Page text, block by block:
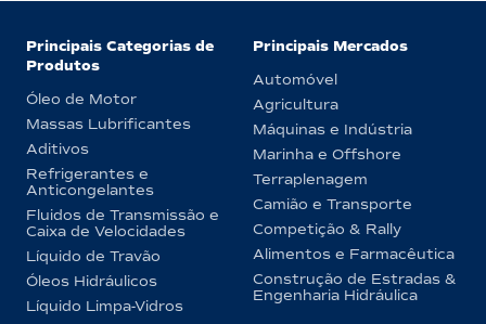
Principais Categorias de
Produtos
Óleo de Motor
Massas Lubrificantes
Aditivos
Refrigerantes e
Anticongelantes
Fluidos de Transmissão e
Caixa de Velocidades
Líquido de Travão
Óleos Hidráulicos
Líquido Limpa-Vidros
Principais Mercados
Automóvel
Agricultura
Máquinas e Indústria
Marinha e Offshore
Terraplenagem
Camião e Transporte
Competição & Rally
Alimentos e Farmacêutica
Construção de Estradas &
Engenharia Hidráulica